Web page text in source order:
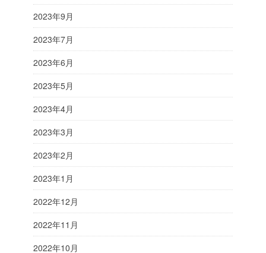
2023年9月
2023年7月
2023年6月
2023年5月
2023年4月
2023年3月
2023年2月
2023年1月
2022年12月
2022年11月
2022年10月